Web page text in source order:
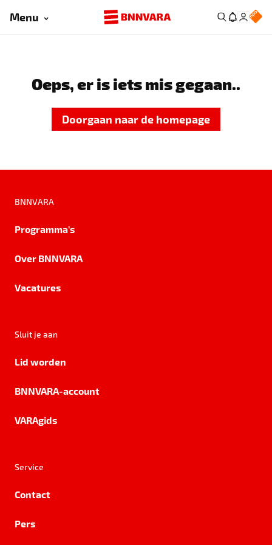
Menu
Oeps, er is iets mis gegaan..
Doorgaan naar de homepage
BNNVARA
Programma's
Over BNNVARA
Vacatures
Sluit je aan
Lid worden
BNNVARA-account
VARAgids
Service
Contact
Pers